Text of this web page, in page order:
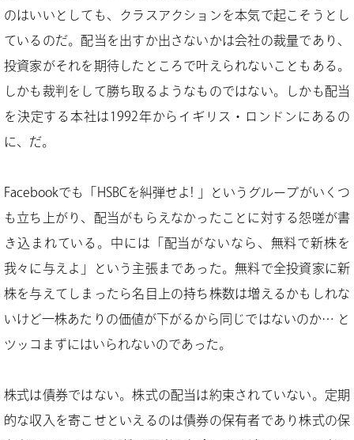
のはいいとしても、クラスアクションを本気で起こそうとし
ているのだ。配当を出すか出さないかは会社の裁量であり、
投資家がそれを期待したところで叶えられないこともある。
しかも裁判をして勝ち取るようなものではない。しかも配当
を決定する本社は1992年からイギリス・ロンドンにあるの
に、だ。
Facebookでも「HSBCを糾弾せよ! 」というグループがいくつ
も立ち上がり、配当がもらえなかったことに対する怨嗟が書
き込まれている。中には「配当がないなら、無料で新株を
我々に与えよ」という主張まであった。無料で全投資家に新
株を与えてしまったら名目上の持ち株数は増えるかもしれな
いけど一株あたりの価値が下がるから同じではないのか… と
ツッコまずにはいられないのであった。
株式は債券ではない。株式の配当は約束されていない。定期
的な収入を寄こせといえるのは債券の保有者であり株式の保